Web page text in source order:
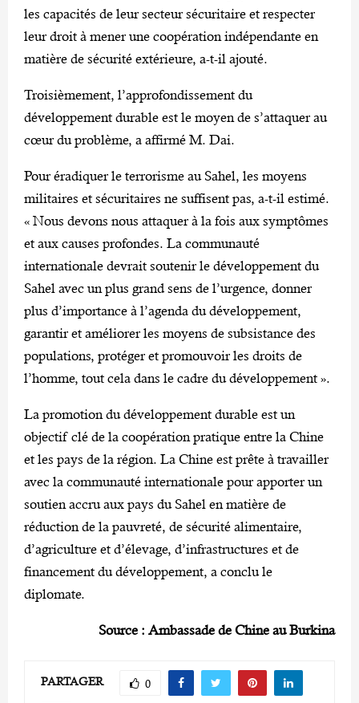
les capacités de leur secteur sécuritaire et respecter
leur droit à mener une coopération indépendante en
matière de sécurité extérieure, a-t-il ajouté.
Troisièmement, l’approfondissement du
développement durable est le moyen de s’attaquer au
cœur du problème, a affirmé M. Dai.
Pour éradiquer le terrorisme au Sahel, les moyens
militaires et sécuritaires ne suffisent pas, a-t-il estimé.
« Nous devons nous attaquer à la fois aux symptômes
et aux causes profondes. La communauté
internationale devrait soutenir le développement du
Sahel avec un plus grand sens de l’urgence, donner
plus d’importance à l’agenda du développement,
garantir et améliorer les moyens de subsistance des
populations, protéger et promouvoir les droits de
l’homme, tout cela dans le cadre du développement ».
La promotion du développement durable est un
objectif clé de la coopération pratique entre la Chine
et les pays de la région. La Chine est prête à travailler
avec la communauté internationale pour apporter un
soutien accru aux pays du Sahel en matière de
réduction de la pauvreté, de sécurité alimentaire,
d’agriculture et d’élevage, d’infrastructures et de
financement du développement, a conclu le
diplomate.
Source : Ambassade de Chine au Burkina
PARTAGER 0